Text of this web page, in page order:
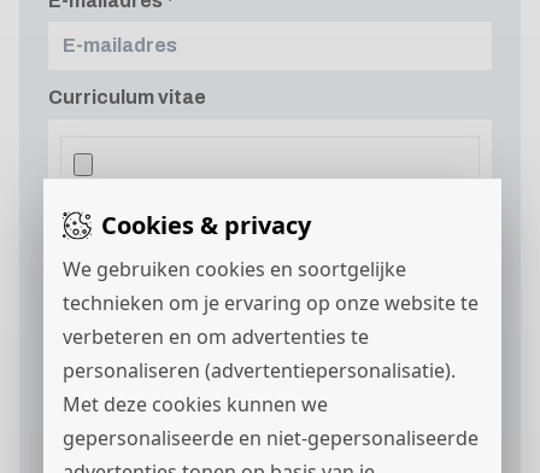
Cookies & privacy
We gebruiken cookies en soortgelijke
technieken om je ervaring op onze website te
verbeteren en om advertenties te
personaliseren (advertentiepersonalisatie).
Met deze cookies kunnen we
gepersonaliseerde en niet-gepersonaliseerde
Curriculum vitae
Motivatie